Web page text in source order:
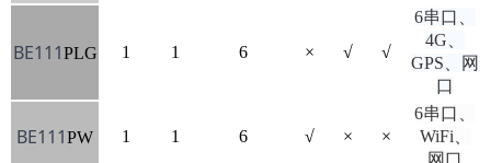
BE111PLG 1 1 6 × √ √
6串口、
4G、
GPS、网
口
BE111PW 1 1 6 √ × ×
6串口、
WiFi、
网口